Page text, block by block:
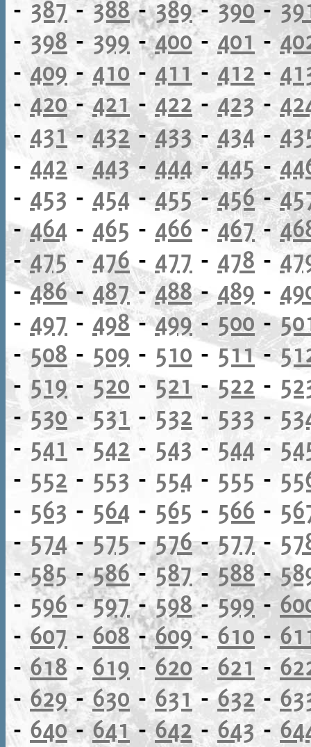
- 387-388-389-390-
- 398 - 399-400- 401 -
-409 -410 - 411 - 412 -
- 420-421-422 - 423 -
- 431-432-433- 434-
- 442 -443- 444-445-
- 453 - 454-455-456-
-464 - 465 - 466- 467-
-475-476- 477 - 478 -
-486-487-488-489 -
- 497 - 498-499-500-
-508 - 509 - 510 -511-
- 519 -520 - 521- 522 -
- 530-531 - 532 - 533 -
- 541 - 542 - 543 - 544 -
- 552 - 553 - 554 - 555 -
- 563 - 564 - 565 - 566 -
-574 -575-576-577-
-585-586-587-588-
- 596-597-598-599-
- 607 - 608-609- 610 -
- 618 -619 -620 - 621 -
- 629-630 -631-632 -
- 640-641-642- 643 -